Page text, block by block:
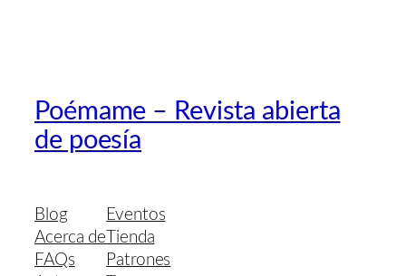
Poémame – Revista abierta
de poesía
Blog
Acerca de
FAQs
Eventos
Tienda
Patrones